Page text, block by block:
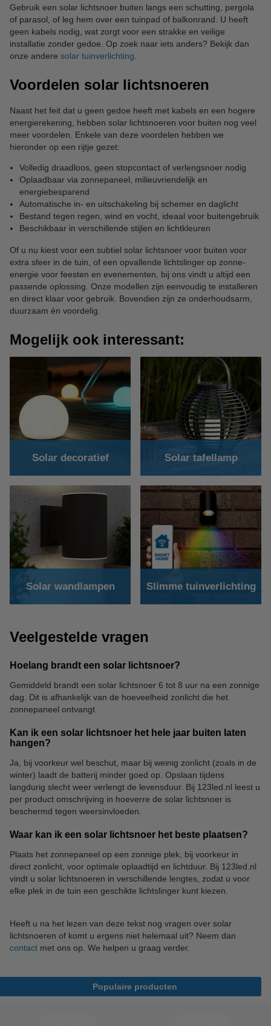
Gebruik een solar lichtsnoer buiten langs een schutting, pergola
of parasol, of leg hem over een tuinpad of balkonrand. U heeft
geen kabels nodig, wat zorgt voor een strakke en veilige
installatie zonder gedoe. Op zoek naar iets anders? Bekijk dan
onze andere solar tuinverlichting
Voordelen solar lichtsnoeren
Naast het feit dat u geen gedoe heeft met kabels en een hogere
energierekening, hebben solar lichtsnoeren voor buiten nog veel
meer voordelen. Enkele van deze voordelen hebben we
hieronder op een rijtje gezet:
Volledig draadloos, geen stopcontact of verlengsnoer nodig
Oplaadbaar via zonnepaneel, milieuvriendelijk en
energiebesparend
Automatische in- en uitschakeling bij schemer en daglicht
Bestand tegen regen, wind en vocht, ideaal voor buitengebruik
Beschikbaar in verschillende stijlen en lichtkleuren
Of u nu kiest voor een subtiel solar lichtsnoer voor buiten voor
extra sfeer in de tuin, of een opvallende lichtslinger op zonne-
energie voor feesten en evenementen, bij ons vindt u altijd een
passende oplossing. Onze modellen zijn eenvoudig te installeren
en direct klaar voor gebruik. Bovendien zijn ze onderhoudsarm,
duurzaam én voordelig.
Mogelijk ook interessant:
Solar decoratief Solar tafellamp
Solar wandlampen Slimme tuinverlichting
Veelgestelde vragen
Hoelang brandt een solar lichtsnoer?
Gemiddeld brandt een solar lichtsnoer 6 tot 8 uur na een zonnige
dag. Dit is afhankelijk van de hoeveelheid zonlicht die het
zonnepaneel ontvangt.
Kan ik een solar lichtsnoer het hele jaar buiten laten
hangen?
Ja, bij voorkeur wel beschut, maar bij weinig zonlicht (zoals in de
winter) laadt de batterij minder goed op. Opslaan tijdens
langdurig slecht weer verlengt de levensduur. Bij 123led.nl leest u
per product omschrijving in hoeverre de solar lichtsnoer is
beschermd tegen weersinvloeden.
Waar kan ik een solar lichtsnoer het beste plaatsen?
Plaats het zonnepaneel op een zonnige plek, bij voorkeur in
direct zonlicht, voor optimale oplaadtijd en lichtduur. Bij 123led.nl
vindt u solar lichtsnoeren in verschillende lengtes, zodat u voor
elke plek in de tuin een geschikte lichtslinger kunt kiezen.
Heeft u na het lezen van deze tekst nog vragen over solar
lichtsnoeren of komt u ergens niet helemaal uit? Neem dan
contact met ons op. We helpen u graag verder.
Populaire producten